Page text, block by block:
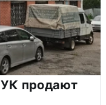
продают